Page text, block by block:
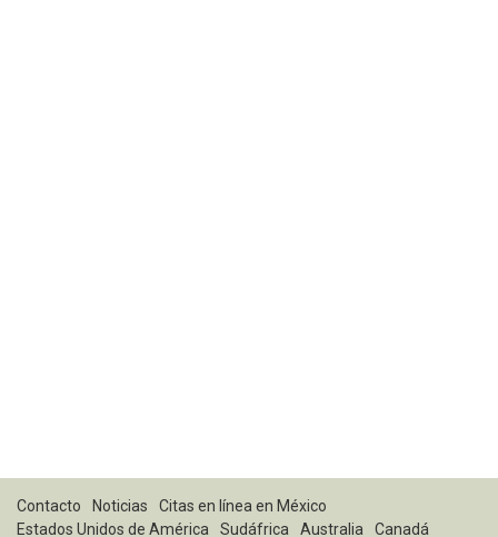
Contacto Noticias
Citas en línea en México
Estados Unidos de América
Sudáfrica Australia Canadá